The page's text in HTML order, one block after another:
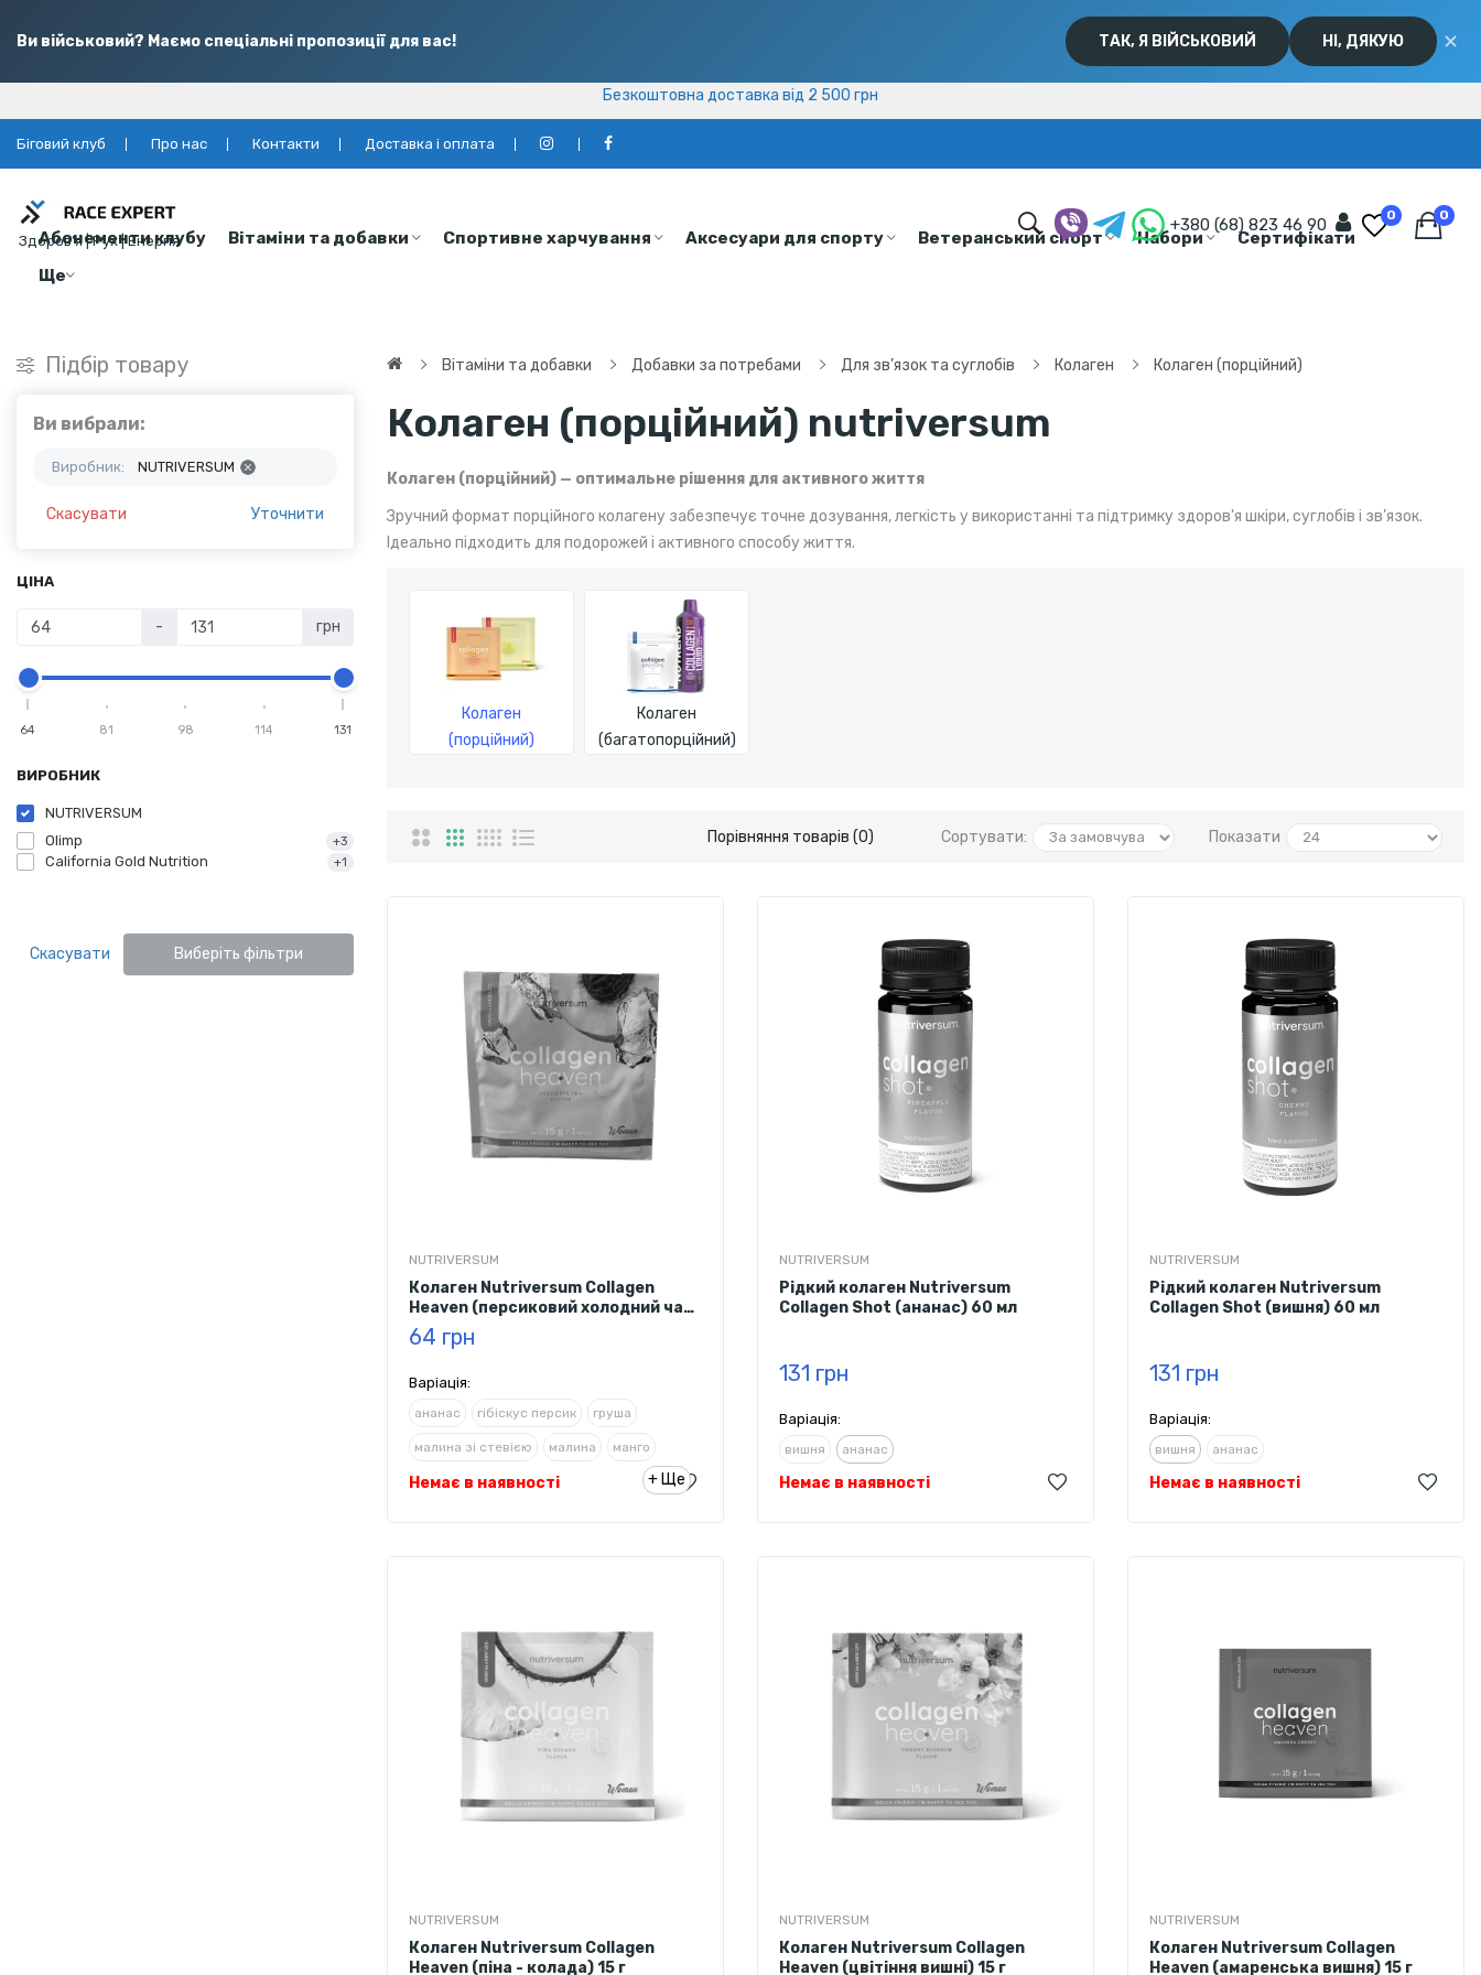
Ви військовий? Маємо спеціальні пропозиції для вас! ТАК, Я ВІЙСЬКОВИЙ НІ, ДЯКУЮ ✕
Безкоштовна доставка від 2 500 грн
Безкоштовна доставка від 2 500 грн
Біговий клуб Про нас Контакти Доставка і оплата
Здоров’я | Рух | Енергія
Абонементи клубу Вітаміни та добавки Спортивне харчування Аксесуари для спорту Ветеранський спорт Набори
Сертифікати
Ще
+380 (68) 823 46 90 0 0
Підбір товару
Ви вибрали:
Виробник: NUTRIVERSUM
Скасувати Уточнити
ЦІНА
- грн
64 81 98 114 131
ВИРОБНИК
California Gold Nutrition +1
NUTRIVERSUM
Olimp
+3
Скасувати Виберіть фільтри
Вітаміни та добавки Добавки за потребами Для зв’язок та суглобів Колаген Колаген (порційний)
Колаген (порційний) nutriversum
Колаген (порційний) — оптимальне рішення для активного життя
Зручний формат порційного колагену забезпечує точне дозування, легкість у використанні та підтримку здоров'я шкіри, суглобів і зв’язок.
Ідеально підходить для подорожей і активного способу життя.
Колаген
(багатопорційний)
Колаген
(порційний)
Порівняння товарів (0) Сортувати: Показати
NUTRIVERSUM
Колаген Nutriversum Collagen
Heaven (персиковий холодний чай)
15 г
64 грн
Варіація:
ананас гібіскус персик груша
малина зі стевією малина манго
полуниця ревінь/полуниця + Ще
Немає в наявності
NUTRIVERSUM
Рідкий колаген Nutriversum
Collagen Shot (ананас) 60 мл
131 грн
Варіація:
вишня ананас
Немає в наявності
NUTRIVERSUM
Рідкий колаген Nutriversum
Collagen Shot (вишня) 60 мл
131 грн
Варіація:
вишня ананас
Немає в наявності
NUTRIVERSUM
Колаген Nutriversum Collagen
Heaven (піна - колада) 15 г
NUTRIVERSUM
Колаген Nutriversum Collagen
Heaven (цвітіння вишні) 15 г
NUTRIVERSUM
Колаген Nutriversum Collagen
Heaven (амаренська вишня) 15 г